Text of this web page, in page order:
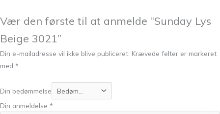
Vær den første til at anmelde “Sunday Lys
Beige 3021”
Din e-mailadresse vil ikke blive publiceret. Krævede felter er markeret
med *
Din bedømmelse
Din anmeldelse *